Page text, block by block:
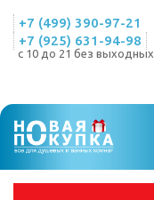
+7 (499) 390-97-21
+7 (925) 631-94-98
с 10 до 21 без выходных